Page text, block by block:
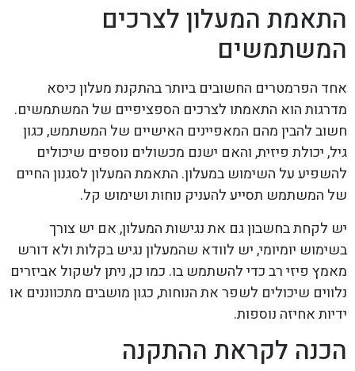
התאמת המעלון לצרכים
המשתמשים
אחד הפרמטרים החשובים ביותר בהתקנת מעלון כיסא
מדרגות הוא התאמתו לצרכים הספציפיים של המשתמשים.
חשוב להבין מהם המאפיינים האישיים של המשתמש, כגון
גיל, יכולת פיזית, והאם ישנם מכשולים נוספים שיכולים
להשפיע על השימוש במעלון. התאמת המעלון לסגנון החיים
של המשתמש תסייע להעניק נוחות ושימוש קל.
יש לקחת בחשבון גם את נגישות המעלון, אם יש צורך
בשימוש יומיומי, יש לוודא שהמעלון נגיש בקלות ולא דורש
מאמץ פיזי רב כדי להשתמש בו. כמו כן, ניתן לשקול אביזרים
נלווים שיכולים לשפר את הנוחות, כגון מושבים מתכווננים או
ידיות אחיזה נוספות.
הכנה לקראת ההתקנה